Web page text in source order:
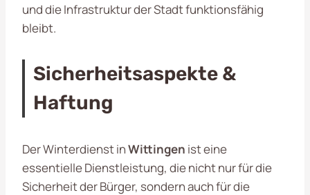
und die Infrastruktur der Stadt funktionsfähig
bleibt.
Sicherheitsaspekte &
Haftung
Der Winterdienst inWittingen ist eine
essentielle Dienstleistung, die nicht nur für die
Sicherheit der Bürger, sondern auch für die